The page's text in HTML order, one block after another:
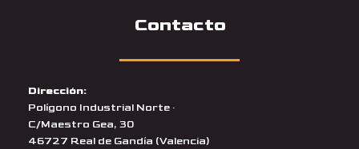
Contacto
Dirección:
Polígono Industrial Norte ·
C/Maestro Gea, 30
46727 Real de Gandía (Valencia)